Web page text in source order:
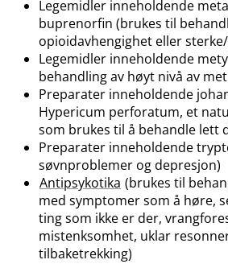
Legemidler inneholdende
buprenorfin (brukes til
opioidavhengighet eller
Legemidler inneholdende
behandling av høyt nivå av
Preparater inneholdende
Hypericum perforatum, et
som brukes til å behandle lett
Preparater inneholdende
søvnproblemer og depresjon)
Antipsykotika (brukes til
med symptomer som å høre,
ting som ikke er der,
mistenksomhet, uklar
tilbaketrekking)